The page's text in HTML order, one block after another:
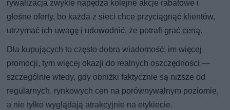
rywalizacja zwykle napędza kolejne akcje rabatowe i
głośne oferty, bo każda z sieci chce przyciągnąć klientów,
utrzymać ich uwagę i udowodnić, że potrafi grać ceną.
Dla kupujących to często dobra wiadomość: im więcej
promocji, tym więcej okazji do realnych oszczędności —
szczególnie wtedy, gdy obniżki faktycznie są niższe od
regularnych, rynkowych cen na porównywalnym poziomie,
a nie tylko wyglądają atrakcyjnie na etykiecie.